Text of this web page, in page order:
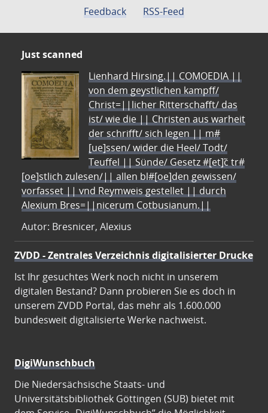
Feedback
RSS-Feed
Just scanned
Lienhard Hirsing.|| COMOEDIA ||
von dem geystlichen kampff/
Christ=||licher Ritterschafft/ das
ist/ wie die || Christen aus warheit
der schrifft/ sich legen || m#
[ue]ssen/ wider die Heel/ Todt/
Teuffel || Sünde/ Gesetz #[et]c̃ tr#
[oe]stlich zulesen/|| allen bl#[oe]den gewissen/
vorfasset || vnd Reymweis gestellet || durch
Alexium Bres=||nicerum Cotbusianum.||
Autor: Bresnicer, Alexius
ZVDD - Zentrales Verzeichnis digitalisierter Drucke
Ist Ihr gesuchtes Werk noch nicht in unserem
digitalen Bestand? Dann probieren Sie es doch in
unserem ZVDD Portal, das mehr als 1.600.000
bundesweit digitalisierte Werke nachweist.
DigiWunschbuch
Die Niedersächsische Staats- und
Universitätsbibliothek Göttingen (SUB) bietet mit